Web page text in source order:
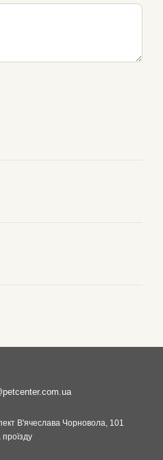
В'ячеслава Чорновола, 101